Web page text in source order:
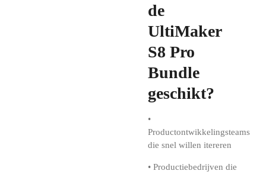
de
UltiMaker
S8 Pro
Bundle
geschikt?
•
Productontwikkelingsteams
die snel willen itereren
• Productiebedrijven die